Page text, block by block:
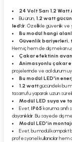
24 Volt Sarı 1.2
Bu ürün, 1.2 watt
led'dir. Özellikle güvenlik ve
Bu modül hangi
Güvenlik bariyerleri,
Hem iç hem de dış mekan
Çakar efektinin
Animasyonlu çakar
projelerinde ve acil durum
Bu modül LED'in
1.2 wattgücündeki bu
tasarrufu yaparak uzun
Modül LED suya ve
Evet,IP65 koruma
dayanıklıdır. Bu sayede dış
Modül LED'in
Evet, bu modül kompakt
profesyonel kullanıcılar